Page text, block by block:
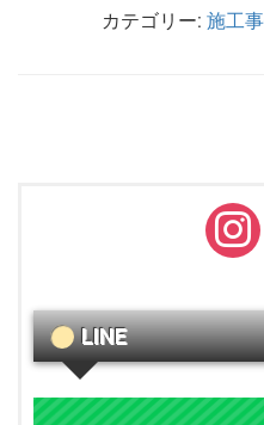
カテゴリー: 施工
LINE